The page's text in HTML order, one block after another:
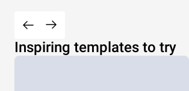
Inspiring templates to try